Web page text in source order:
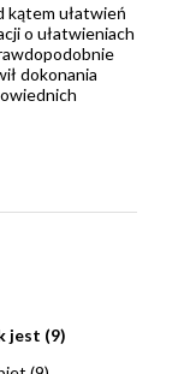
kątem ułatwień
o ułatwieniach
dokonania
jest (9)